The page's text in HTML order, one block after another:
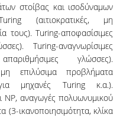
ΣΠΟΥΔΩΝ
στοίβας και ισοδύναμων
(αιτιοκρατικές, μη
τους). Turing-αποφασίσιμες
Turing-αναγνωρίσιμες
γλώσσες).
επιλύσιμα προβλήματα
μηχανές Turing κ.α.).
NP, αναγωγές πολυωνυμικού
ικανοποιησιμότητα, κλίκα